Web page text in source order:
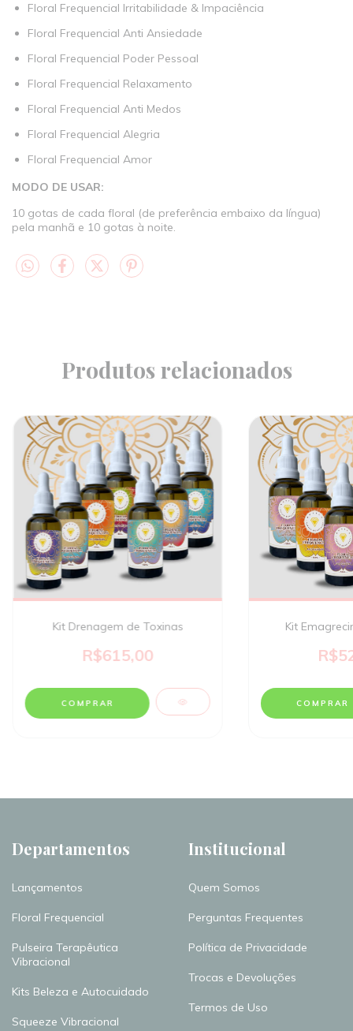
Floral Frequencial Irritabilidade & Impaciência
Floral Frequencial Anti Ansiedade
Floral Frequencial Poder Pessoal
Floral Frequencial Relaxamento
Floral Frequencial Anti Medos
Floral Frequencial Alegria
Floral Frequencial Amor
MODO DE USAR:
10 gotas de cada floral (de preferência embaixo da língua)
pela manhã e 10 gotas à noite.
Produtos relacionados
Kit Drenagem de Toxinas
R$615,00
Kit
Departamentos
Lançamentos
Floral Frequencial
Pulseira Terapêutica
Vibracional
Kits Beleza e Autocuidado
Squeeze Vibracional
Institucional
Quem Somos
Perguntas Frequentes
Política de Privacidade
Trocas e Devoluções
Termos de Uso